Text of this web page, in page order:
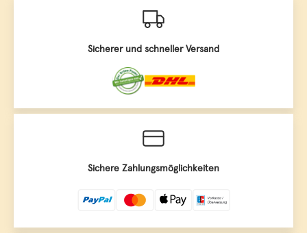
Sicherer und schneller Versand
Sichere Zahlungsmöglichkeiten